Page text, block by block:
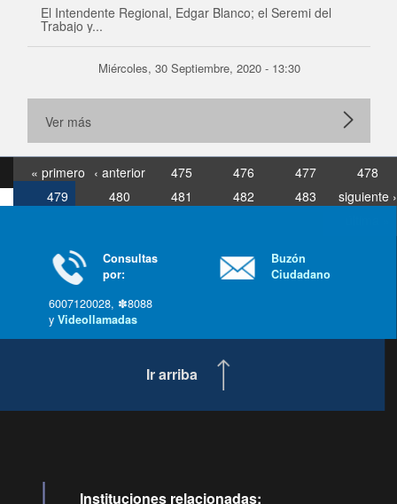
El Intendente Regional, Edgar Blanco; el Seremi del
Trabajo y...
Miércoles, 30 Septiembre, 2020 - 13:30
Ver más
« primero ‹ anterior 475 476 477
478
479
480 481 482 483
siguiente ›
Consultas
por:
6007120028, ✽8088
y Videollamadas
Buzón
Ciudadano
Ir arriba
Instituciones relacionadas: